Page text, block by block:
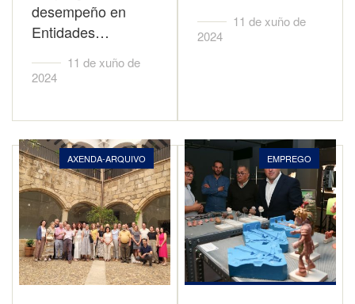
desempeño en
Entidades…
11 de xuño de
2024
11 de xuño de
2024
AXENDA-ARQUIVO EMPREGO